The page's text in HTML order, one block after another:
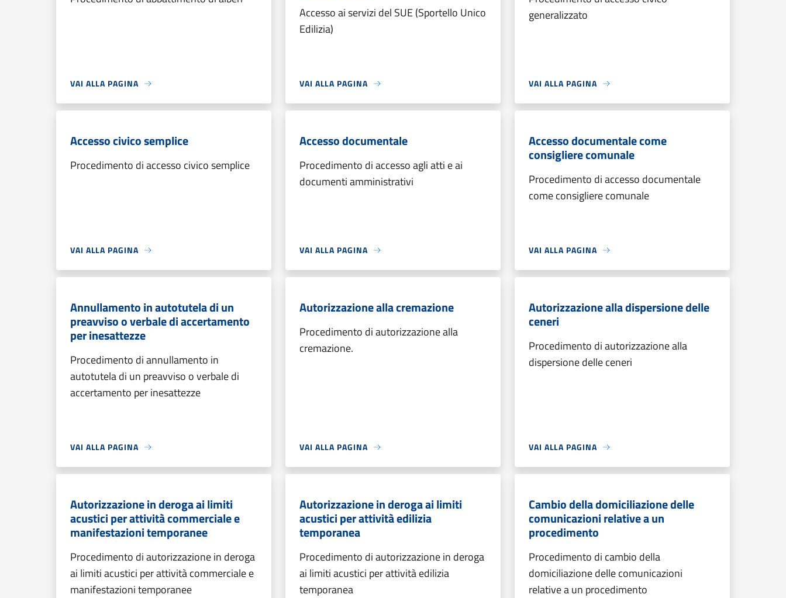
VAI ALLA PAGINA
Accesso ai servizi del SUE (Sportello Unico
Edilizia)
VAI ALLA PAGINA
generalizzato
VAI ALLA PAGINA
Accesso civico semplice
Procedimento di accesso civico semplice
VAI ALLA PAGINA
Accesso documentale
Procedimento di accesso agli atti e ai
documenti amministrativi
VAI ALLA PAGINA
Accesso documentale come
consigliere comunale
Procedimento di accesso documentale
come consigliere comunale
VAI ALLA PAGINA
Annullamento in autotutela di un
preavviso o verbale di accertamento
per inesattezze
Procedimento di annullamento in
autotutela di un preavviso o verbale di
accertamento per inesattezze
VAI ALLA PAGINA
Autorizzazione alla cremazione
Procedimento di autorizzazione alla
cremazione.
VAI ALLA PAGINA
Autorizzazione alla dispersione delle
ceneri
Procedimento di autorizzazione alla
dispersione delle ceneri
VAI ALLA PAGINA
Autorizzazione in deroga ai limiti
acustici per attività commerciale e
manifestazioni temporanee
Procedimento di autorizzazione in deroga
ai limiti acustici per attività commerciale e
manifestazioni temporanee
Autorizzazione in deroga ai limiti
acustici per attività edilizia
temporanea
Procedimento di autorizzazione in deroga
ai limiti acustici per attività edilizia
temporanea
Cambio della domiciliazione delle
comunicazioni relative a un
procedimento
Procedimento di cambio della
domiciliazione delle comunicazioni
relative a un procedimento